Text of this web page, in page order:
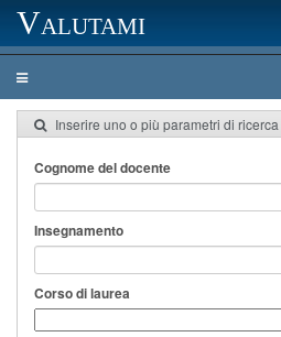
Valutami
Inserire uno o più parametri di ricerca
Cognome del docente
Insegnamento
Corso di laurea